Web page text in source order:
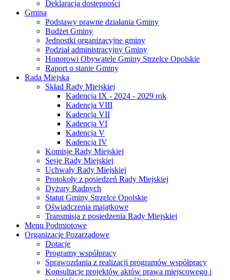
Deklaracja dostępności
Gmina
Podstawy prawne działania Gminy
Budżet Gminy
Jednostki organizacyjne gminy
Podział administracyjny Gminy
Honorowi Obywatele Gminy Strzelce Opolskie
Raport o stanie Gminy
Rada Miejska
Skład Rady Miejskiej
Kadencja IX - 2024 - 2029 rok
Kadencja VIII
Kadencja VII
Kadencja VI
Kadencja V
Kadencja IV
Komisje Rady Miejskiej
Sesje Rady Miejskiej
Uchwały Rady Miejskiej
Protokoły z posiedzeń Rady Miejskiej
Dyżury Radnych
Statut Gminy Strzelce Opolskie
Oświadczenia majątkowe
Transmisja z posiedzenia Rady Miejskiej
Menu Podmiotowe
Organizacje Pozarządowe
Dotacje
Programy współpracy
Sprawozdania z realizacji programów współpracy
Konsultacje projektów aktów prawa miejscowego i